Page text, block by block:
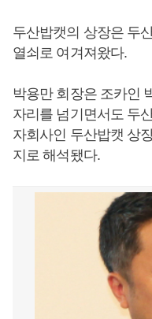
두산밥캣의 상장은 두
열쇠로 여겨져왔다.
박용만 회장은 조카인
자리를 넘기면서도 두
자회사인 두산밥캣 상
지로 해석됐다.